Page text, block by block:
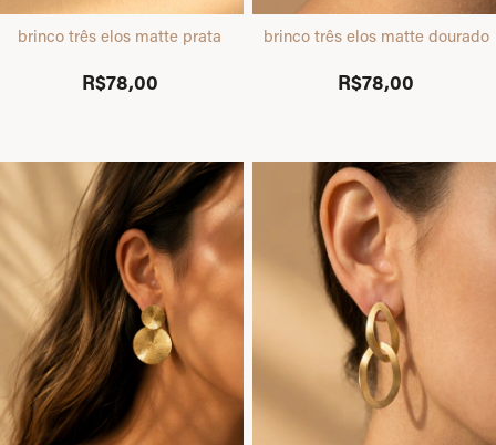
brinco três elos matte prata
R$78,00
brinco três elos matte dourado
R$78,00